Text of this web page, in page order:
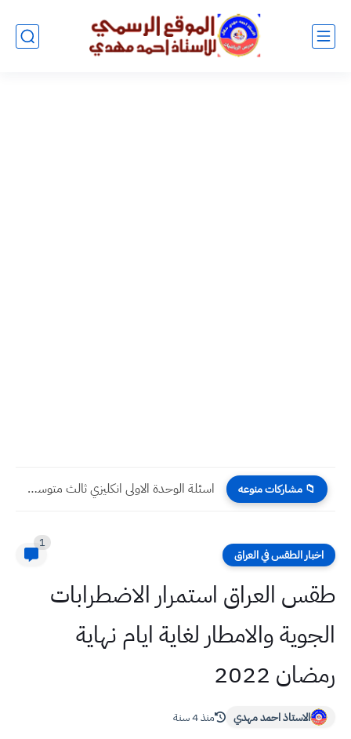
📁 مشاركات منوعه اسئلة الوحدة الاولى انكليزي ثالث متوسط مع الحل
اخبار الطقس في العراق
1
طقس العراق استمرار الاضطرابات
الجوية والامطار لغاية ايام نهاية
رمضان 2022
الاستاذ احمد مهدي منذ 4 سنة